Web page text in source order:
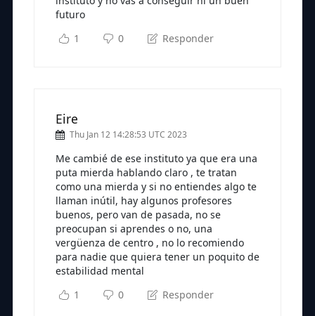
futuro
1
0 Responder
Eire
Thu Jan 12 14:28:53 UTC 2023
Me cambié de ese instituto ya que era una
puta mierda hablando claro , te tratan
como una mierda y si no entiendes algo te
llaman inútil, hay algunos profesores
buenos, pero van de pasada, no se
preocupan si aprendes o no, una
vergüenza de centro , no lo recomiendo
para nadie que quiera tener un poquito de
estabilidad mental
1
0 Responder